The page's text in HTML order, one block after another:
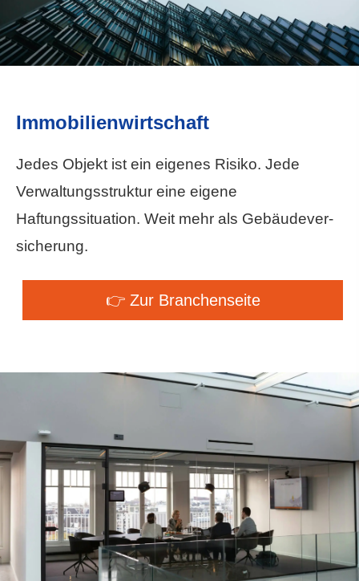
Immobilienwirtschaft
Jedes Objekt ist ein eigenes Risiko. Jede
Verwaltungsstruktur eine eigene
Haftungssituation. Weit mehr als Ge­bäude­ver­
si­che­rung.
👉 Zur Branchenseite